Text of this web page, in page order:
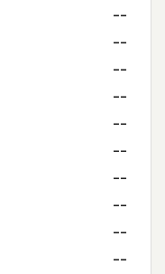
--
--
--
--
--
--
--
--
--
--